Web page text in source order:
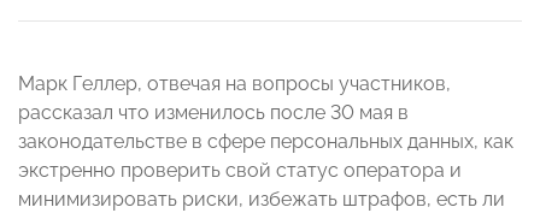
Марк Геллер, отвечая на вопросы участников,
рассказал что изменилось после 30 мая в
законодательстве в сфере персональных данных, как
экстренно проверить свой статус оператора и
минимизировать риски, избежать штрафов, есть ли